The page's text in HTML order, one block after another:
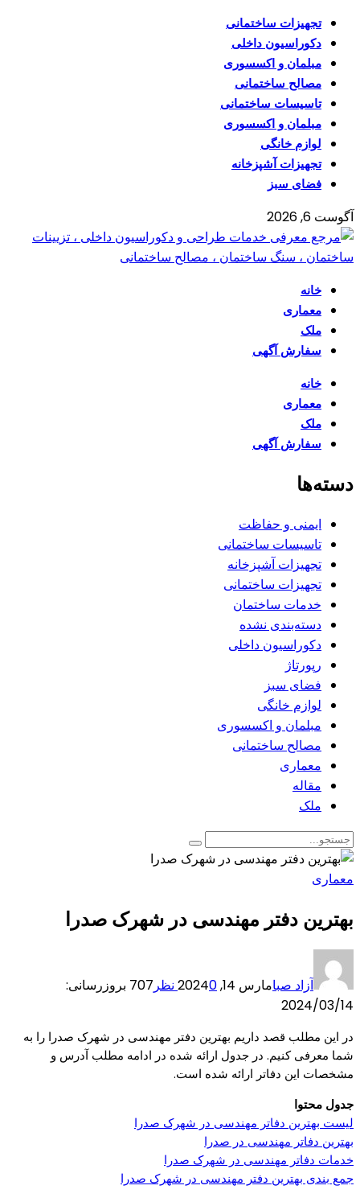
تجهیزات ساختمانی
دکوراسیون داخلی
مبلمان و اکسسوری
مصالح ساختمانی
تاسیسات ساختمانی
مبلمان و اکسسوری
لوازم خانگی
تجهیزات آشپزخانه
فضای سبز
آگوست 6, 2026
خانه
معماری
ملک
سفارش آگهی
خانه
معماری
ملک
سفارش آگهی
دسته‌ها
ایمنی و حفاظت
تاسیسات ساختمانی
تجهیزات آشپزخانه
تجهیزات ساختمانی
خدمات ساختمان
دسته‌بندی نشده
دکوراسیون داخلی
رپورتاژ
فضای سبز
لوازم خانگی
مبلمان و اکسسوری
مصالح ساختمانی
معماری
مقاله
ملک
معماری
بهترین دفتر مهندسی در شهرک صدرا
آزاد صبامارس 14, 2024 0 نظر 707 بروزرسانی:
2024/03/14
در این مطلب قصد داریم بهترین دفتر مهندسی در شهرک صدرا را به
شما معرفی کنیم. در جدول ارائه شده در ادامه مطلب آدرس و
مشخصات این دفاتر ارائه شده است.
جدول محتوا
لیست بهترین دفاتر مهندسی در شهرک صدرا
بهترین دفاتر مهندسی در صدرا
خدمات دفاتر مهندسی در شهرک صدرا
جمع بندی بهترین دفتر مهندسی در شهرک صدرا